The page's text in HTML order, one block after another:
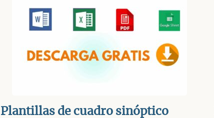
Plantillas de cuadro sinóptico